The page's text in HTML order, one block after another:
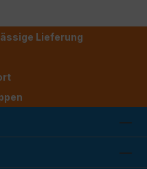
Lieferung